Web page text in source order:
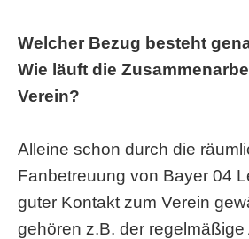
Welcher Bezug besteht
Wie läuft die
Verein?
Alleine schon durch die
Fanbetreuung von Bayer 04
guter Kontakt zum Verein
gehören z.B. der